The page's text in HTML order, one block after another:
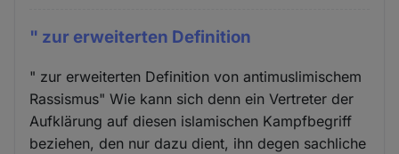
" zur erweiterten Definition
" zur erweiterten Definition von antimuslimischem
Rassismus" Wie kann sich denn ein Vertreter der
Aufklärung auf diesen islamischen Kampfbegriff
beziehen, den nur dazu dient, ihn degen sachliche